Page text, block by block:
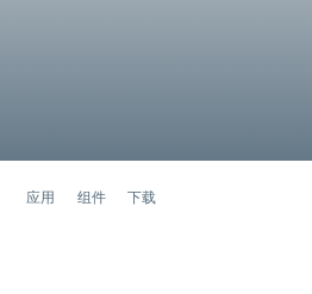
应用 组件 下载